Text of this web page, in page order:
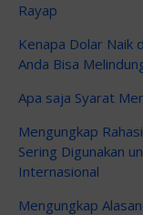
Rayap
Kenapa Dolar Naik
Anda Bisa
Apa saja Syarat
Mengungkap
Sering Digunakan
Internasional
Mengungkap